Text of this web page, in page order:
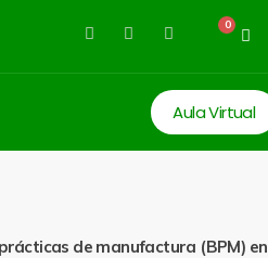
0
Aula Virtual
de manufactura (BPM) en